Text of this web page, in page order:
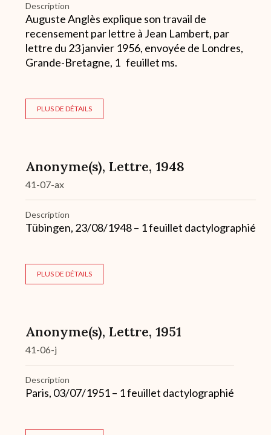
Description
Auguste Anglès explique son travail de
recensement par lettre à Jean Lambert, par
lettre du 23 janvier 1956, envoyée de Londres,
Grande-Bretagne, 1 feuillet ms.
PLUS DE DÉTAILS
Anonyme(s), Lettre, 1948
41-07-ax
Description
Tübingen, 23/08/1948 – 1 feuillet dactylographié
PLUS DE DÉTAILS
Anonyme(s), Lettre, 1951
41-06-j
Description
Paris, 03/07/1951 – 1 feuillet dactylographié